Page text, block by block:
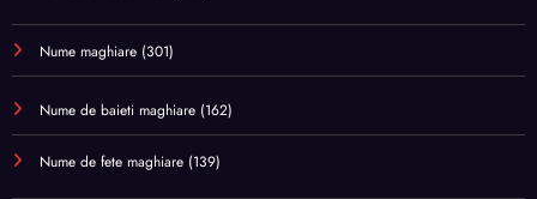
Nume maghiare (301)
Nume de baieti maghiare (162)
Nume de fete maghiare (139)